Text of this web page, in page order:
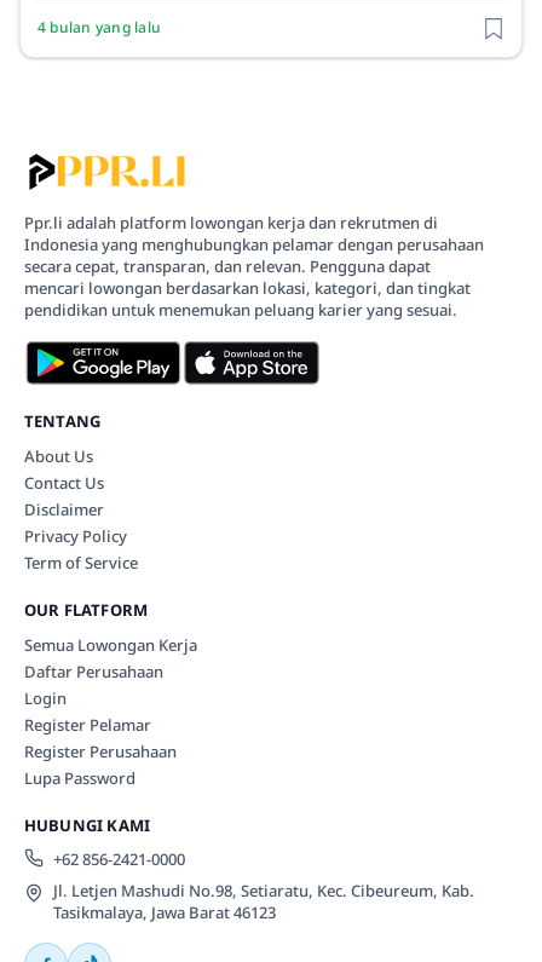
4 bulan yang lalu
Ppr.li adalah platform lowongan kerja dan rekrutmen di
Indonesia yang menghubungkan pelamar dengan perusahaan
secara cepat, transparan, dan relevan. Pengguna dapat
mencari lowongan berdasarkan lokasi, kategori, dan tingkat
pendidikan untuk menemukan peluang karier yang sesuai.
TENTANG
About Us
Contact Us
Disclaimer
Privacy Policy
Term of Service
OUR FLATFORM
Semua Lowongan Kerja
Daftar Perusahaan
Login
Register Pelamar
Register Perusahaan
Lupa Password
HUBUNGI KAMI
+62 856-2421-0000
Jl. Letjen Mashudi No.98, Setiaratu, Kec. Cibeureum, Kab.
Tasikmalaya, Jawa Barat 46123